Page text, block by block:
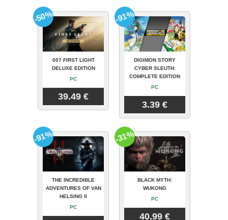
007 FIRST LIGHT
DELUXE EDITION
PC
39.49 €
-50%
DIGIMON STORY
CYBER SLEUTH:
COMPLETE EDITION
PC
3.39 €
-91%
THE INCREDIBLE
ADVENTURES OF VAN
HELSING II
PC
-91%
BLACK MYTH:
WUKONG
PC
40.99 €
-31%